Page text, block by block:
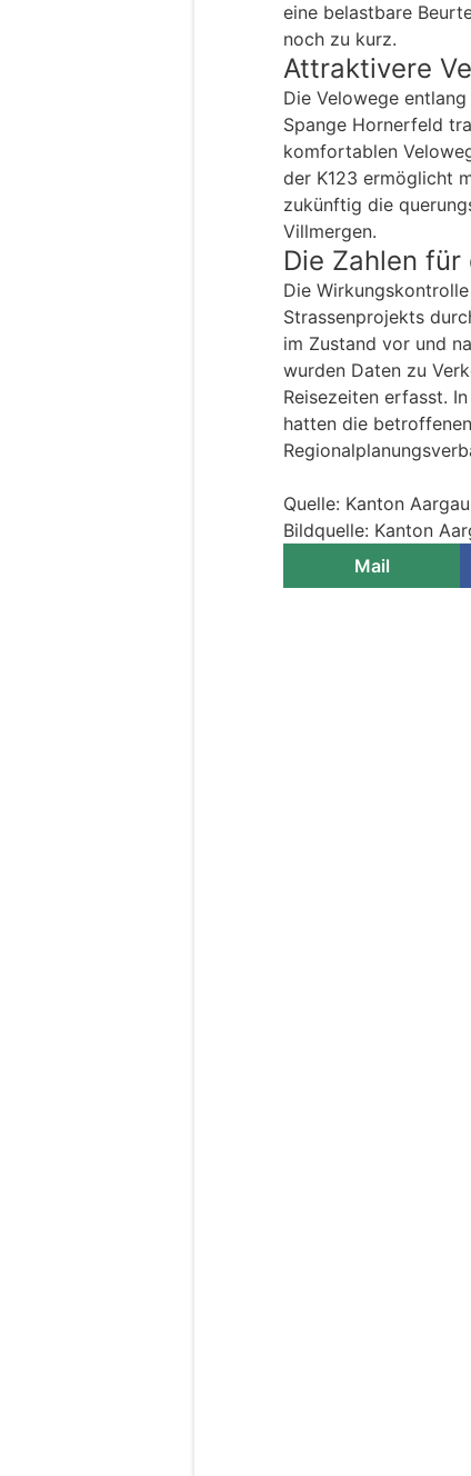
eine belastbare
noch zu kurz.
Attraktivere
Die Velowege
Spange Hornerfeld
komfortablen
der K123 ermöglicht
zukünftig die
Villmergen.
Die Zahlen
Die
Strassenprojekts
im Zustand vor und
wurden Daten zu
Reisezeiten erfasst.
hatten die
Quelle: Kanton Aargau
Bildquelle: Kanton
Mail